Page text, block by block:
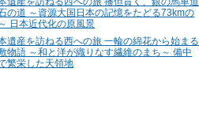
の道 ～資源大国日本の記憶をたどる73kmの
日本近代化の原風景
遺産を訪ねる西への旅 一輪の綿花から始まる
物語 ～和と洋が織りなす繊維のまち～ 備中
繁栄した天領地